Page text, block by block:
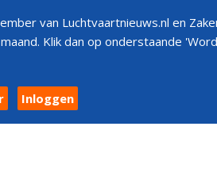
van Luchtvaartnieuws.nl en
Klik dan op onderstaande
Inloggen